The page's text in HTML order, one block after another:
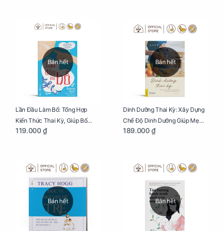
Bán hết
Lần Đầu Làm Bố: Tổng Hợp
Kiến Thức Thai Kỳ, Giúp Bố
Thấu Hiểu Hơn Về Mẹ Bầu Và
119.000 ₫
Bán hết
Dinh Dưỡng Thai Kỳ: Xây Dựng
Chế Độ Dinh Dưỡng Giúp Mẹ
Khỏe, Con Yêu Phát Triển Toàn
189.000 ₫
Bán hết Bán hết